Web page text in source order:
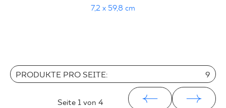
7,2 x 59,8 cm
PRODUKTE PRO SEITE: 9
Seite 1 von 4